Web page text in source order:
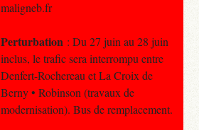
maligneb.fr
Perturbation : Du 27 juin au 28 juin
inclus, le trafic sera interrompu entre
Denfert-Rochereau et La Croix de
Berny • Robinson (travaux de
modernisation). Bus de remplacement.